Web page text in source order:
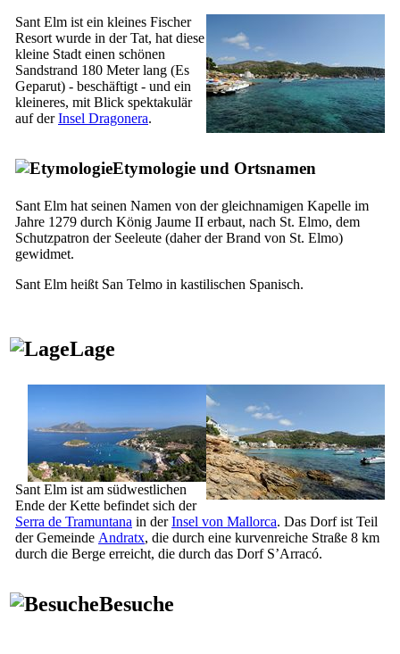
Sant Elm ist ein kleines Fischer
Resort wurde in der Tat, hat diese
kleine Stadt einen schönen
Sandstrand 180 Meter lang (Es
Geparut) - beschäftigt - und ein
kleineres, mit Blick spektakulär
auf derInsel Dragonera.
Etymologie und Ortsnamen
Sant Elm hat seinen Namen von der gleichnamigen Kapelle im
Jahre 1279 durch König Jaume II erbaut, nach St. Elmo, dem
Schutzpatron der Seeleute (daher der Brand von St. Elmo)
gewidmet.
Sant Elm heißt San Telmo in kastilischen Spanisch.
Lage
Sant Elm ist am südwestlichen
Ende der Kette befindet sich der
Serra de Tramuntana in derInsel von Mallorca. Das Dorf ist Teil
der Gemeinde Andratx, die durch eine kurvenreiche Straße 8 km
durch die Berge erreicht, die durch das Dorf S’Arracó.
Besuche